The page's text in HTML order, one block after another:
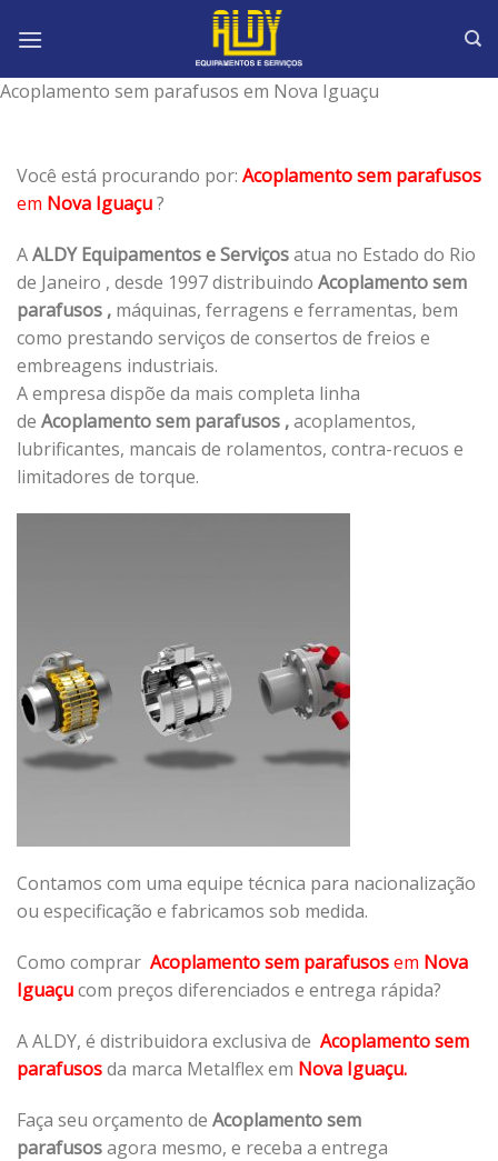
Acoplamento sem parafusos em Nova Iguaçu
Você está procurando por: Acoplamento sem parafusos
em Nova Iguaçu?
AALDY Equipamentos e Serviçosatua no Estado do Rio
de Janeiro , desde 1997 distribuindo Acoplamento sem
parafusos , máquinas, ferragens e ferramentas, bem
como prestando serviços de consertos de freios e
embreagens industriais.
A empresa dispõe da mais completa linha
de Acoplamento sem parafusos ,acoplamentos,
lubrificantes, mancais de rolamentos, contra-recuos e
limitadores de torque.
Contamos com uma equipe técnica para nacionalização
ou especificação e fabricamos sob medida.
Como comprar Acoplamento sem parafusosem Nova
Iguaçucom preços diferenciados e entrega rápida?
A ALDY, é distribuidora exclusiva de Acoplamento sem
parafusosda marca Metalflex em Nova Iguaçu.
Faça seu orçamento de Acoplamento sem
parafusosagora mesmo, e receba a entrega